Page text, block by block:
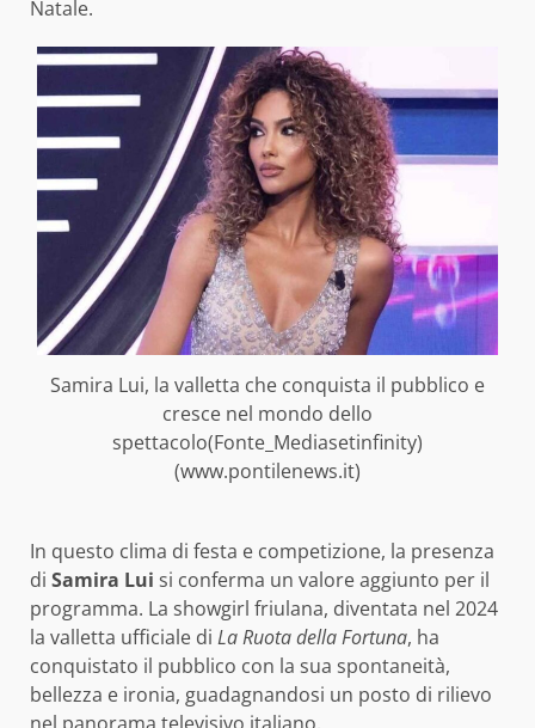
Natale.
Samira Lui, la valletta che conquista il pubblico e
cresce nel mondo dello
spettacolo(Fonte_Mediasetinfinity)
(www.pontilenews.it)
In questo clima di festa e competizione, la presenza
di Samira Lui si conferma un valore aggiunto per il
programma. La showgirl friulana, diventata nel 2024
la valletta ufficiale di La Ruota della Fortuna, ha
conquistato il pubblico con la sua spontaneità,
bellezza e ironia, guadagnandosi un posto di rilievo
nel panorama televisivo italiano.